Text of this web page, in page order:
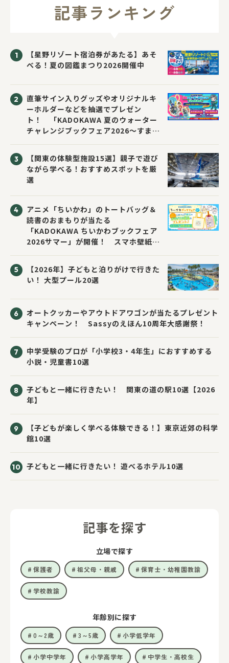
記事ランキング
【星野リゾート宿泊券があたる】あそ
べる！夏の図鑑まつり2026開催中
直筆サイン入りグッズやオリジナルキ
ーホルダーなどを抽選でプレゼン
ト！ 「KADOKAWA 夏のウォーター
チャレンジブックフェア2026～すまな
【関東の体験型施設15選】親子で遊び
ながら学べる！おすすめスポットを厳
選
アニメ「ちいかわ」のトートバッグ＆
読書のおまもりが当たる
「KADOKAWA ちいかわブックフェア
2026サマー」が開催！ スマホ壁紙は
【2026年】子どもと泊りがけで行きた
い！ 大型プール20選
オートクッカーやアウトドアワゴンが当たるプレゼント
キャンペーン！ Sassyのえほん10周年大感謝祭！
中学受験のプロが「小学校3・4年生」におすすめする
小説・児童書10選
子どもと一緒に行きたい！ 関東の道の駅10選【2026
年】
【子どもが楽しく学べる体験できる！】東京近郊の科学
館10選
子どもと一緒に行きたい！ 遊べるホテル10選
記事を探す
立場で探す
保護者 祖父母・親戚 保育士・幼稚園教諭
学校教諭
年齢別に探す
0～2歳 3～5歳 小学低学年
小学中学年 小学高学年 中学生・高校生